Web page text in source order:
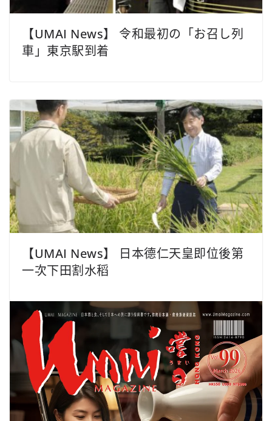
【UMAI News】 令和最初の「お召し列
車」東京駅到着
【UMAI News】 日本德仁天皇即位後第
一次下田割水稻